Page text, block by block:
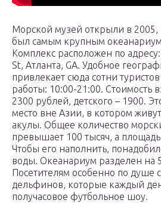
Морской музей открыли в 2005,
был самым крупным
Комплекс расположен по
St, Атланта, GA. Удобное
привлекает сюда сотни
работы: 10:00-21:00. Стоимость
2300 рублей, детского – 1900.
место вне Азии, в котором
акулы. Общее количество
превышает 100 тысяч, а площадь
Чтобы его наполнить,
воды. Океанариум разделен на
Посетителям особенно по душе
дельфинов, которые каждый
получасовое футбольное шоу.